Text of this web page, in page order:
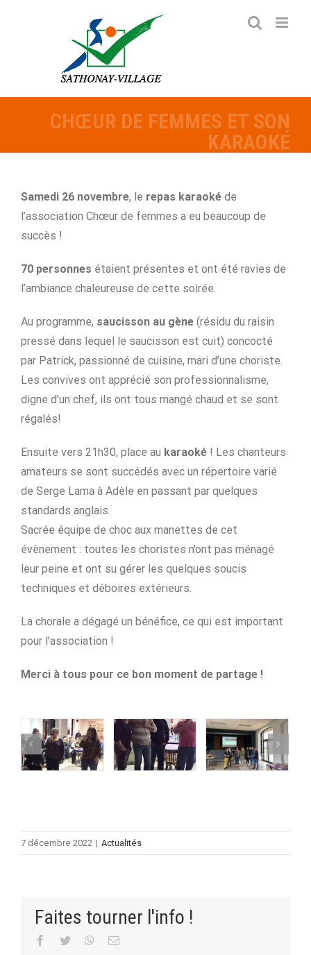
CHŒUR DE FEMMES ET SON
KARAOKÉ
Samedi 26 novembre, le repas karaokéde
l’association Chœur de femmes a eu beaucoup de
succès !
70 personnes étaient présentes et ont été ravies de
l’ambiance chaleureuse de cette soirée.
Au programme, saucisson au gène(résidu du raisin
pressé dans lequel le saucisson est cuit) concocté
par Patrick, passionné de cuisine, mari d’une choriste.
Les convives ont apprécié son professionnalisme,
digne d’un chef, ils ont tous mangé chaud et se sont
régalés!
Ensuite vers 21h30, place au karaoké! Les chanteurs
amateurs se sont succédés avec un répertoire varié
de Serge Lama à Adèle en passant par quelques
standards anglais.
Sacrée équipe de choc aux manettes de cet
évènement : toutes les choristes n’ont pas ménagé
leur peine et ont su gérer les quelques soucis
techniques et déboires extérieurs.
La chorale a dégagé un bénéfice, ce qui est important
pour l’association !
Merci à tous pour ce bon moment de partage !
7 décembre 2022 | Actualités
Faites tourner l'info !
Facebook
Twitter WhatsApp
Email